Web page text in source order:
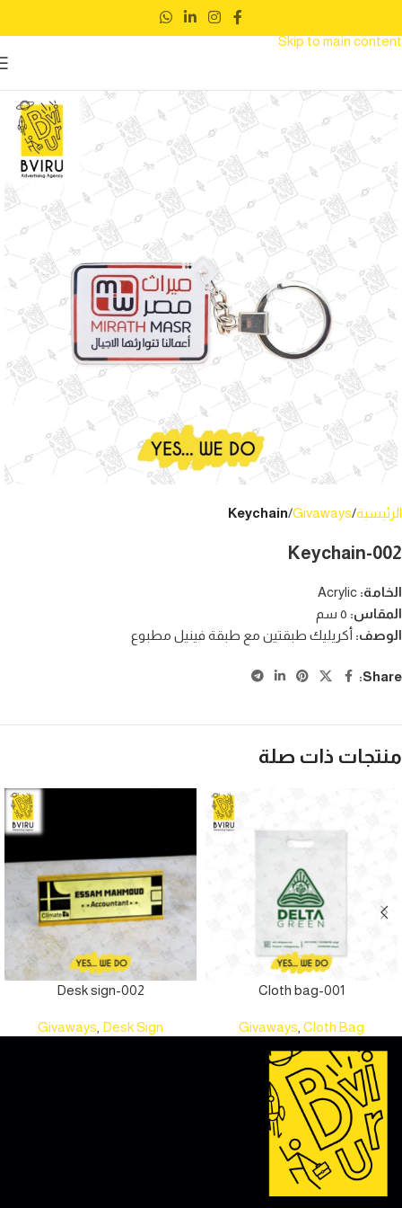
Skip to main content
الرئيسية Givaways
Keychain
Keychain-002
الخامة:
Acrylic
المقاس: ٥ سم
الوصف: أكريليك طبقتين مع طبقة فينيل مطبوع
Share:
منتجات ذات صلة
Cloth bag-001
Givaways Cloth Bag
Desk sign-002
Givaways Desk Sign